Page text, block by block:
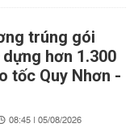
trúng gói
hơn 1.300
tốc Quy Nhơn -
08:45 | 05/08/2026